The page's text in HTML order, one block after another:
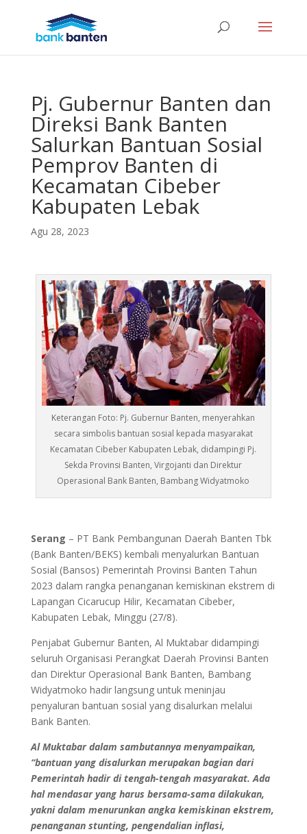
Pj. Gubernur Banten dan
Direksi Bank Banten
Salurkan Bantuan Sosial
Pemprov Banten di
Kecamatan Cibeber
Kabupaten Lebak
Agu 28, 2023
Keterangan Foto: Pj. Gubernur Banten, menyerahkan
secara simbolis bantuan sosial kepada masyarakat
Kecamatan Cibeber Kabupaten Lebak, didampingi Pj.
Sekda Provinsi Banten, Virgojanti dan Direktur
Operasional Bank Banten, Bambang Widyatmoko
Serang – PT Bank Pembangunan Daerah Banten Tbk
(Bank Banten/BEKS) kembali menyalurkan Bantuan
Sosial (Bansos) Pemerintah Provinsi Banten Tahun
2023 dalam rangka penanganan kemiskinan ekstrem di
Lapangan Cicarucup Hilir, Kecamatan Cibeber,
Kabupaten Lebak, Minggu (27/8).
Penjabat Gubernur Banten, Al Muktabar didampingi
seluruh Organisasi Perangkat Daerah Provinsi Banten
dan Direktur Operasional Bank Banten, Bambang
Widyatmoko hadir langsung untuk meninjau
penyaluran bantuan sosial yang disalurkan melalui
Bank Banten.
Al Muktabar dalam sambutannya menyampaikan,
“bantuan yang disalurkan merupakan bagian dari
Pemerintah hadir di tengah-tengah masyarakat. Ada
hal mendasar yang harus bersama-sama dilakukan,
yakni dalam menurunkan angka kemiskinan ekstrem,
penanganan stunting, pengendalian inflasi,